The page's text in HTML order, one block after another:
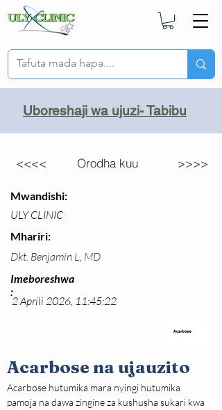
Uboreshaji wa ujuzi- Tabibu
<<<< Orodha kuu >>>>
Mwandishi:
ULY CLINIC
Mhariri:
Dkt. Benjamin L, MD
2 Aprili 2026, 11:45:22
Acarbose na ujauzito
Imeboreshwa
:
Acarbose hutumika mara nyingi hutumika
pamoja na dawa zingine za kushusha sukari kwa